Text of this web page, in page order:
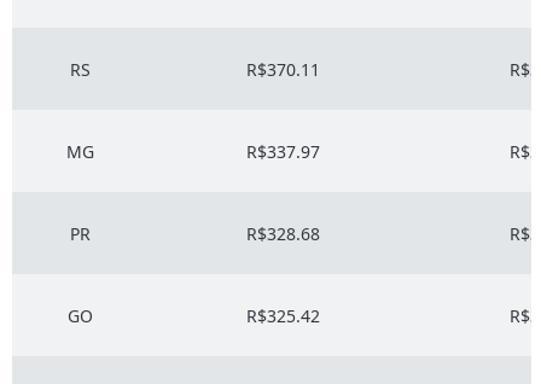
RS R$370.11
MG R$337.97
PR R$328.68
GO R$325.42